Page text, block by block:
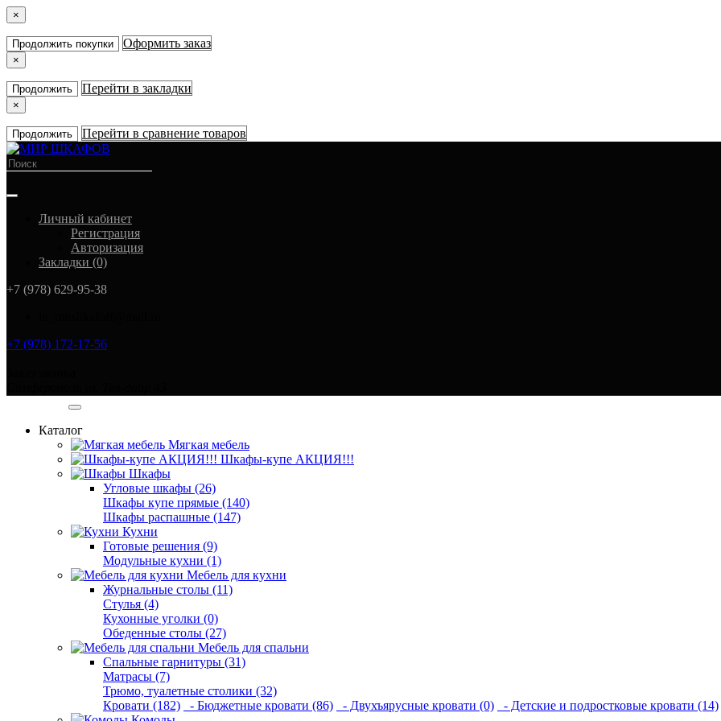
×
Продолжить покупки Оформить заказ
×
Продолжить Перейти в закладки
×
Продолжить Перейти в сравнение товаров
Личный кабинет
Регистрация
Авторизация
Закладки (0)
+7 (978) 629-95-38
+7 (978) 172-17-56
Каталог
Мягкая мебель
Шкафы-купе АКЦИЯ!!!
Шкафы
Угловые шкафы (26)
Шкафы купе прямые (140)
Шкафы распашные (147)
Кухни
Готовые решения (9)
Модульные кухни (1)
Мебель для кухни
Журнальные столы (11)
Стулья (4)
Кухонные уголки (0)
Обеденные столы (27)
Мебель для спальни
Спальные гарнитуры (31)
Матрасы (7)
Трюмо, туалетные столики (32)
Кровати (182)
- Бюджетные кровати (86) - Двухъярусные кровати (0) - Детские и подростковые кровати (14)